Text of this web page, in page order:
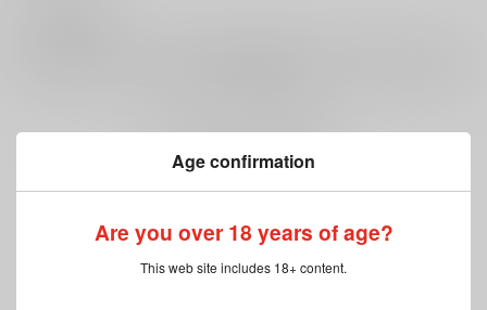
Age confirmation
Are you over 18 years of age?
This web site includes 18+ content.